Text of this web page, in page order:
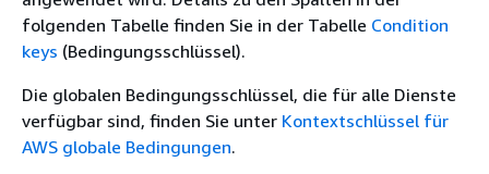
folgenden Tabelle finden Sie in der Tabelle Condition
keys (Bedingungsschlüssel).
Die globalen Bedingungsschlüssel, die für alle Dienste
verfügbar sind, finden Sie unter Kontextschlüssel für
AWS globale Bedingungen.